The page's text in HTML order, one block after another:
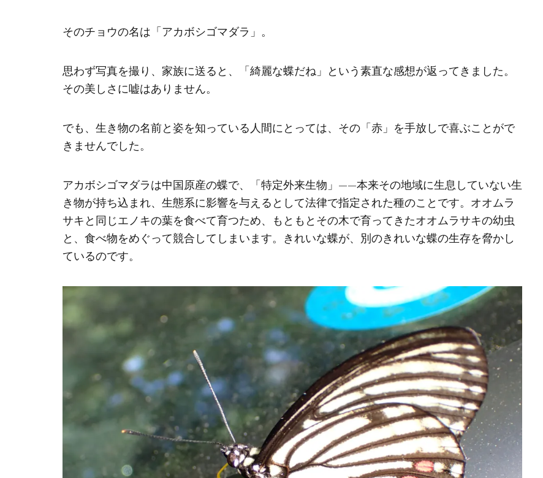
そのチョウの名は「アカボシゴマダラ」。
思わず写真を撮り、家族に送ると、「綺麗な蝶だね」という素直な感想が返ってきました。
その美しさに嘘はありません。
でも、生き物の名前と姿を知っている人間にとっては、その「赤」を手放しで喜ぶことがで
きませんでした。
アカボシゴマダラは中国原産の蝶で、「特定外来生物」——本来その地域に生息していない生
き物が持ち込まれ、生態系に影響を与えるとして法律で指定された種のことです。オオムラ
サキと同じエノキの葉を食べて育つため、もともとその木で育ってきたオオムラサキの幼虫
と、食べ物をめぐって競合してしまいます。きれいな蝶が、別のきれいな蝶の生存を脅かし
ているのです。